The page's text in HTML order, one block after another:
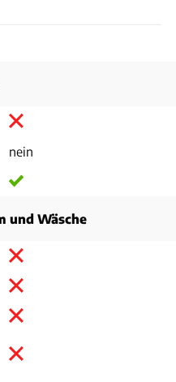
nein
und Wäsche